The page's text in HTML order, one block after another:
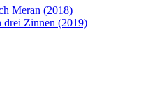
Meran (2018)
drei Zinnen (2019)